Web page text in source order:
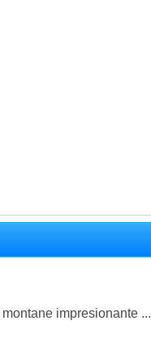
impresionante ...